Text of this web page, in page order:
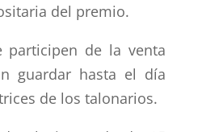
del premio.
participen de la venta
guardar hasta el día
de los talonarios.